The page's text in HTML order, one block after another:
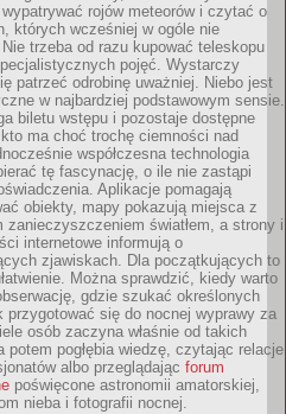
rojów meteorów i czytać o
których wcześniej w ogóle nie
Nie trzeba od razu kupować teleskopu
pojęć. Wystarczy
patrzeć odrobinę uważniej. Niebo jest
w najbardziej podstawowym sensie.
biletu wstępu i pozostaje dostępne
ma choć trochę ciemności nad
współczesna technologia
tę fascynację, o ile nie zastąpi
Aplikacje pomagają
obiekty, mapy pokazują miejsca z
zanieczyszczeniem światłem, a strony i
internetowe informują o
zjawiskach. Dla początkujących to
Można sprawdzić, kiedy warto
gdzie szukać określonych
przygotować się do nocnej wyprawy za
osób zaczyna właśnie od takich
potem pogłębia wiedzę, czytając relacje
albo przeglądając forum
poświęcone astronomii amatorskiej,
nieba i fotografii nocnej.